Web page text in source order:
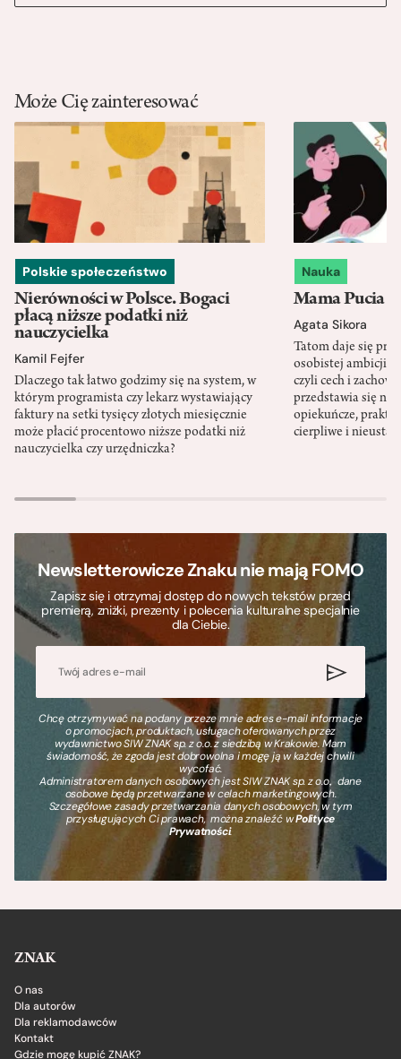
Może Cię zainteresować
Polskie społeczeństwo
Nierówności w Polsce. Bogaci
płacą niższe podatki niż
nauczycielka
Kamil Fejfer
Dlaczego tak łatwo godzimy się na system, w
którym programista czy lekarz wystawiający
faktury na setki tysięcy złotych miesięcznie
może płacić procentowo niższe podatki niż
nauczycielka czy urzędniczka?
Nauka
Mama Pucia
Agata Sikora
Tatom daje się
osobistej ambicji,
czyli cech i
przedstawia się
opiekuńcze,
cierpliwe i
Newsletterowicze Znaku nie mają FOMO
Zapisz się i otrzymaj dostęp do nowych tekstów przed
premierą, zniżki, prezenty i polecenia kulturalne specjalnie
dla Ciebie.
Chcę otrzymywać na podany przeze mnie adres e-mail informacje
o promocjach, produktach, usługach oferowanych przez
wydawnictwo SIW ZNAK sp. z o.o. z siedzibą w Krakowie. Mam
świadomość, że zgoda jest dobrowolna i mogę ją w każdej chwili
wycofać.
Administratorem danych osobowych jest SIW ZNAK sp. z o.o., dane
osobowe będą przetwarzane w celach marketingowych.
Szczegółowe zasady przetwarzania danych osobowych, w tym
przysługujących Ci prawach, można znaleźć wPolityce
Prywatności.
ZNAK
O nas
Dla autorów
Dla reklamodawców
Kontakt
Gdzie mogę kupić ZNAK?